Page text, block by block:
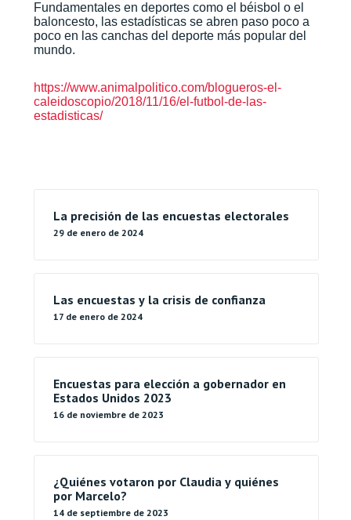
Fundamentales en deportes como el béisbol o el
baloncesto, las estadísticas se abren paso poco a
poco en las canchas del deporte más popular del
mundo.
https://www.animalpolitico.com/blogueros-el-
caleidoscopio/2018/11/16/el-futbol-de-las-
estadisticas/
La precisión de las encuestas electorales
29 de enero de 2024
Las encuestas y la crisis de confianza
17 de enero de 2024
Encuestas para elección a gobernador en
Estados Unidos 2023
16 de noviembre de 2023
¿Quiénes votaron por Claudia y quiénes
por Marcelo?
14 de septiembre de 2023